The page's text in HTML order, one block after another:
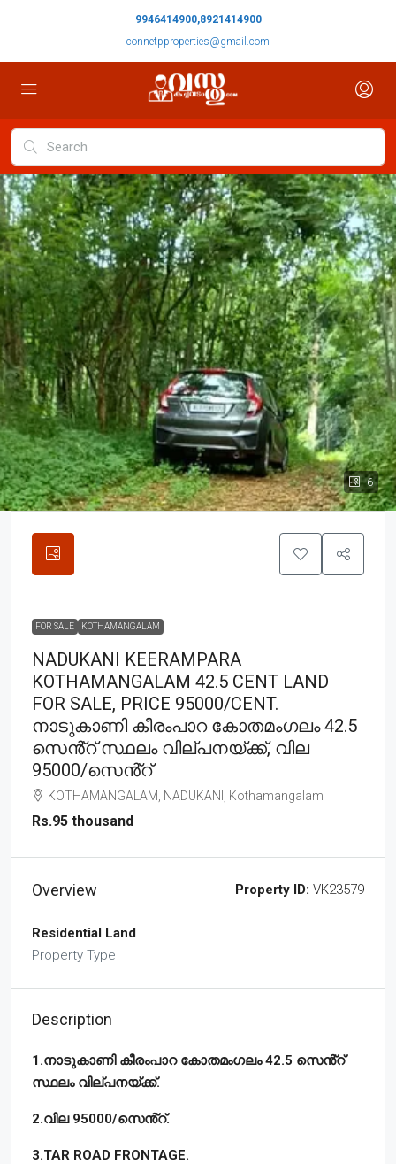
9946414900,8921414900
connetpproperties@gmail.com
6
FOR SALE KOTHAMANGALAM
NADUKANI KEERAMPARA
KOTHAMANGALAM 42.5 CENT LAND
FOR SALE, PRICE 95000/CENT.
നാടുകാണി കീരംപാറ കോതമംഗലം 42.5
സെൻ്റ് സ്ഥലം വില്പനയ്ക്ക്, വില
95000/സെൻ്റ്
KOTHAMANGALAM, NADUKANI, Kothamangalam
Rs.95 thousand
Overview Property ID: VK23579
Residential Land
Property Type
Description
1.നാടുകാണി കീരംപാറ കോതമംഗലം 42.5 സെൻ്റ്
സ്ഥലം വില്പനയ്ക്ക്.
2.വില 95000/സെൻ്റ്.
3.TAR ROAD FRONTAGE.